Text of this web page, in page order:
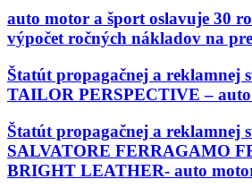
auto motor a šport oslavuje 30
výpočet ročných nákladov na
Štatút propagačnej a reklamnej
TAILOR PERSPECTIVE –
Štatút propagačnej a reklamnej
SALVATORE FERRAGAMO
BRIGHT LEATHER- auto